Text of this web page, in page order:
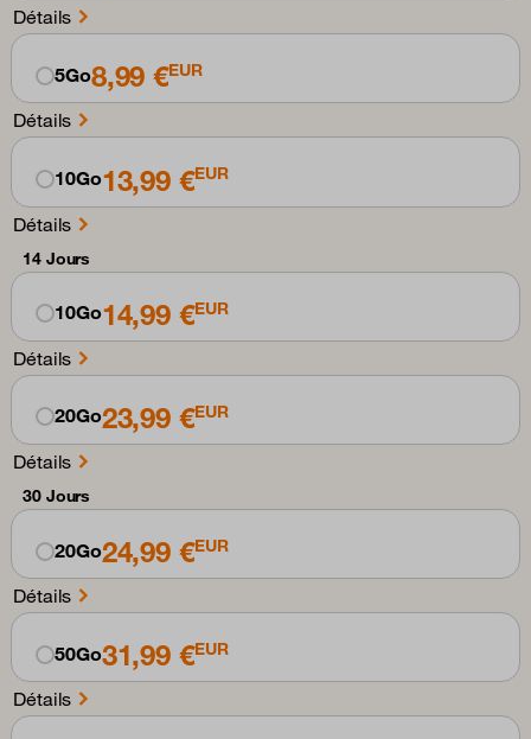
Détails
5Go8,99 €EUR
Détails
10Go13,99 €EUR
Détails
14 Jours
10Go14,99 €EUR
Détails
20Go23,99 €EUR
Détails
30 Jours
20Go24,99 €EUR
Détails
50Go31,99 €EUR
Détails